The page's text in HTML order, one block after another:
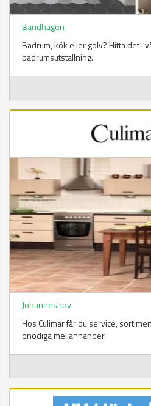
Bandhagen
Badrum, kök eller golv? Hitta det i
badrumsutställning.
Johanneshov
Hos Culimar får du service,
onödiga mellanhänder.